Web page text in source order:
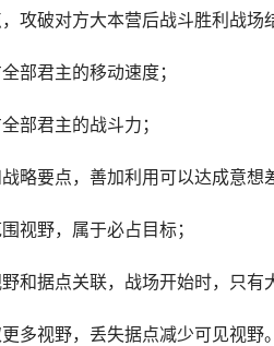
攻破对方大本营后战斗胜利战场
部君主的移动速度；
部君主的战斗力；
略要点，善加利用可以达成意想
视野，属于必占目标；
和据点关联，战场开始时，只有
多视野，丢失据点减少可见视野